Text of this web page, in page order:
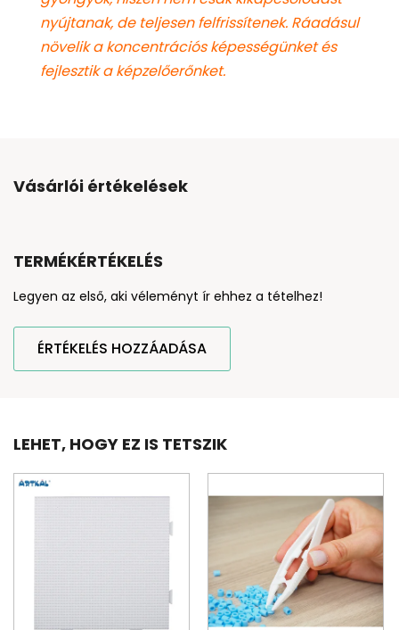
nyújtanak, de teljesen felfrissítenek. Ráadásul
növelik a koncentrációs képességünket és
fejlesztik a képzelőerőnket.
Vásárlói értékelések
TERMÉKÉRTÉKELÉS
Legyen az első, aki véleményt ír ehhez a tételhez!
ÉRTÉKELÉS HOZZÁADÁSA
LEHET, HOGY EZ IS TETSZIK